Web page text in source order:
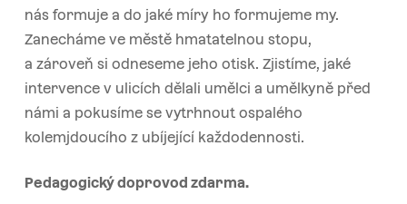
nás formuje a do jaké míry ho formujeme my.
Zanecháme ve městě hmatatelnou stopu,
a zároveň si odneseme jeho otisk. Zjistíme, jaké
intervence v ulicích dělali umělci a umělkyně před
námi a pokusíme se vytrhnout ospalého
kolemjdoucího z ubíjející každodennosti.
Pedagogický doprovod zdarma.